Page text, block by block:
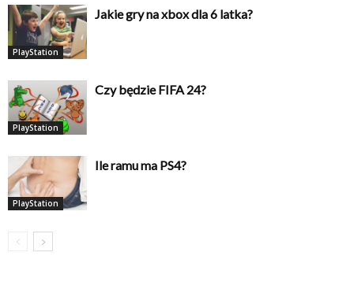
PlayStation
Jakie gry na xbox dla 6 latka?
PlayStation
Czy będzie FIFA 24?
PlayStation
Ile ramu ma PS4?